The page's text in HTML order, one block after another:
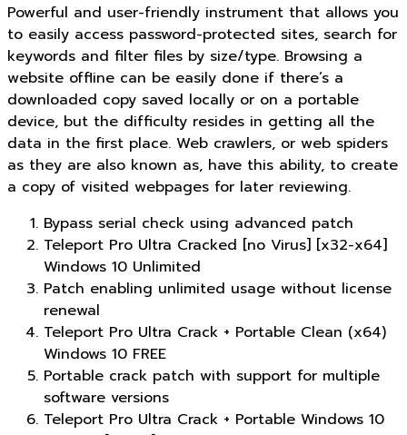
Powerful and user-friendly instrument that allows you
to easily access password-protected sites, search for
keywords and filter files by size/type. Browsing a
website offline can be easily done if there’s a
downloaded copy saved locally or on a portable
device, but the difficulty resides in getting all the
data in the first place. Web crawlers, or web spiders
as they are also known as, have this ability, to create
a copy of visited webpages for later reviewing.
Bypass serial check using advanced patch
Teleport Pro Ultra Cracked [no Virus] [x32-x64]
Windows 10 Unlimited
Patch enabling unlimited usage without license
renewal
Teleport Pro Ultra Crack + Portable Clean (x64)
Windows 10 FREE
Portable crack patch with support for multiple
software versions
Teleport Pro Ultra Crack + Portable Windows 10